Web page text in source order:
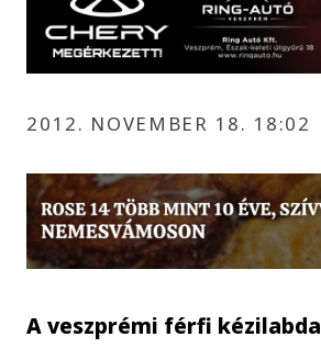
2012. NOVEMBER 18. 18:02
A veszprémi férfi